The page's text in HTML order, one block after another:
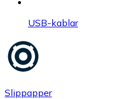
USB-kablar
Slippapper